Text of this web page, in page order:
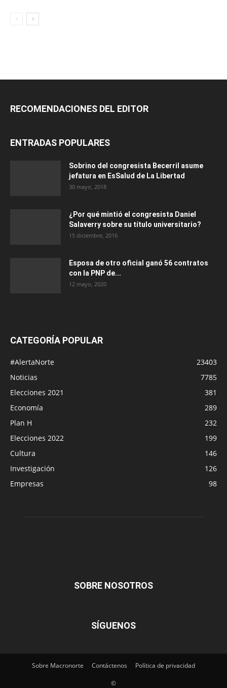
RECOMENDACIONES DEL EDITOR
ENTRADAS POPULARES
Sobrino del congresista Becerril asume
jefatura en EsSalud de La Libertad
30 mayo, 2018
¿Por qué mintió el congresista Daniel
Salaverry sobre su título universitario?
15 diciembre, 2016
Esposa de otro oficial ganó 56 contratos
con la PNP de...
12 mayo, 2020
CATEGORÍA POPULAR
#AlertaNorte
23403
Noticias
7785
Elecciones 2021
381
Economía
289
Plan H
232
Elecciones 2022
199
Cultura
146
Investigación
126
Empresas
98
SOBRE NOSOTROS
SÍGUENOS
Sobre Macronorte Contáctenos Política de privacidad
©